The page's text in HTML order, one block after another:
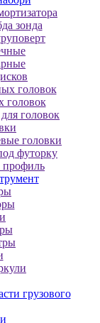
зoндa
головок
головок
головок
головки
футорку
профиль
грузового